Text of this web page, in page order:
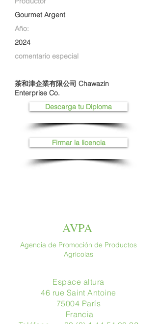
Gourmet Argent
Año:
2024
comentario especial
茶和津企業有限公司 Chawazin
Enterprise Co.
Descarga tu Diploma
Firmar la licencia
AVPA
Agencia de Promoción de Productos
Agrícolas
Espace altura
46 rue Saint Antoine
75004 París
​ Francia